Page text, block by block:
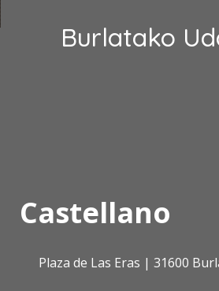
Burlatako
Castellano
Plaza de Las Eras | 31600